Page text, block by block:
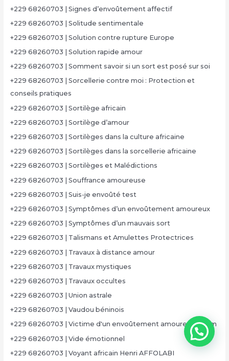
+229 68260703 | Signes d’envoûtement affectif
+229 68260703 | Solitude sentimentale
+229 68260703 | Solution contre rupture Europe
+229 68260703 | Solution rapide amour
+229 68260703 | Somment savoir si un sort est posé sur soi
+229 68260703 | Sorcellerie contre moi : Protection et
conseils pratiques
+229 68260703 | Sortilège africain
+229 68260703 | Sortilège d’amour
+229 68260703 | Sortilèges dans la culture africaine
+229 68260703 | Sortilèges dans la sorcellerie africaine
+229 68260703 | Sortilèges et Malédictions
+229 68260703 | Souffrance amoureuse
+229 68260703 | Suis-je envoûté test
+229 68260703 | Symptômes d’un envoûtement amoureux
+229 68260703 | Symptômes d’un mauvais sort
+229 68260703 | Talismans et Amulettes Protectrices
+229 68260703 | Travaux à distance amour
+229 68260703 | Travaux mystiques
+229 68260703 | Travaux occultes
+229 68260703 | Union astrale
+229 68260703 | Vaudou béninois
+229 68260703 | Victime d'un envoûtement amoureux forum
+229 68260703 | Vide émotionnel
+229 68260703 | Voyant africain Henri AFFOLABI